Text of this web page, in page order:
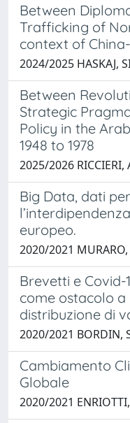
Between
Trafficking of
context of
2024/2025 HASKAJ,
Between
Strategic
Policy in the
1948 to 1978
2025/2026 RICCIERI,
Big Data, dati
europeo.
2020/2021 MURARO,
Brevetti e
come ostacolo
distribuzione di
2020/2021 BORDIN,
Cambiamento
Globale
2020/2021